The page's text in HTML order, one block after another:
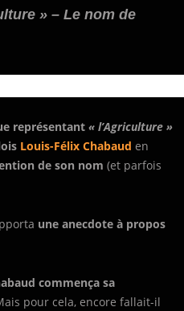
» – Le nom de
représentant « l’Agriculture »
Louis-Félix Chabaud en
de son nom (et parfois
une anecdote à propos
commença sa
pour cela, encore fallait-il